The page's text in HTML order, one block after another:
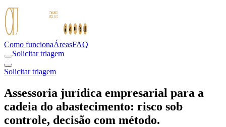
Como funcionaÁreasFAQ
Solicitar triagem
Solicitar triagem
Assessoria jurídica empresarial para a
cadeia do abastecimento: risco sob
controle, decisão com método.